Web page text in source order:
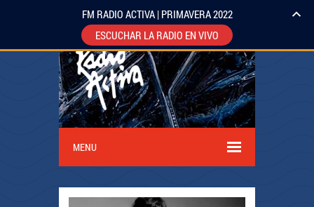
MENU
FM RADIO ACTIVA | PRIMAVERA 2022
ESCUCHAR LA RADIO EN VIVO